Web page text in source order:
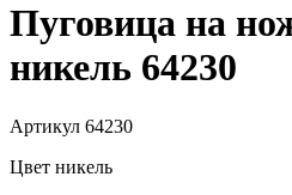
Пуговица на
никель 64230
Артикул 64230
Цвет никель